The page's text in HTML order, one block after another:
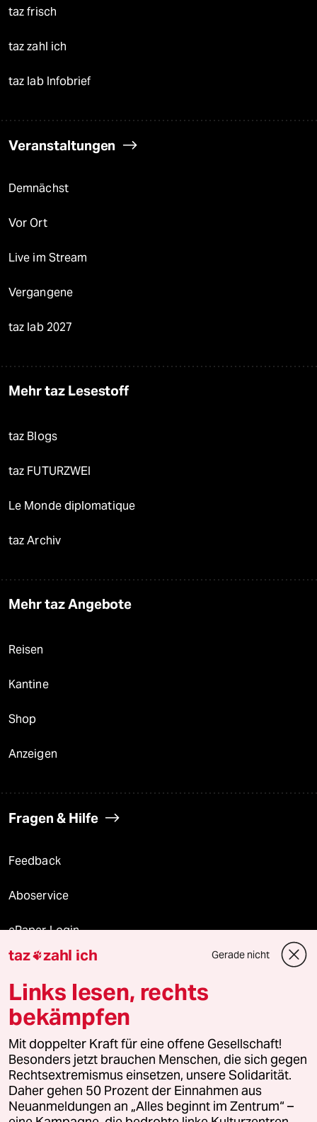
taz frisch
taz zahl ich
taz lab Infobrief
Veranstaltungen
Demnächst
Vor Ort
Live im Stream
Vergangene
taz lab 2027
Mehr taz Lesestoff
taz Blogs
taz FUTURZWEI
Le Monde diplomatique
taz Archiv
Mehr taz Angebote
Reisen
Kantine
Shop
Anzeigen
Fragen & Hilfe
Feedback
Aboservice
ePaper Login
Downloads für Abonnierende
© 2026 taz Verlags und Vertriebs GmbH
Alle Rechte vorbehalten. Bei rechtlichen Fragen oder für Genehmigungen
wenden Sie sich bitte an
lizenzen@taz.de
Feedback Redaktionsstatut Kommune-Richtlinien
taz zahl ich Gerade nicht
Links lesen, rechts
bekämpfen
Mit doppelter Kraft für eine offene Gesellschaft!
Besonders jetzt brauchen Menschen, die sich gegen
Rechtsextremismus einsetzen, unsere Solidarität.
Daher gehen 50 Prozent der Einnahmen aus
Neuanmeldungen an „Alles beginnt im Zentrum“ –